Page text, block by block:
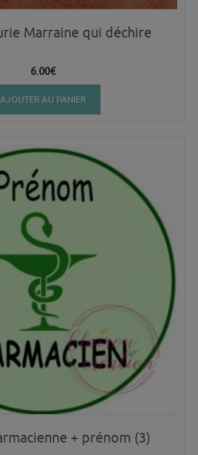
Marraine qui déchire
6.00€
AJOUTER AU PANIER
+ prénom (3)